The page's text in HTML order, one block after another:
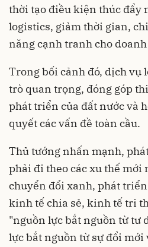
thời tạo điều kiện thúc đẩy
logistics, giảm thời gian,
năng cạnh tranh cho
Trong bối cảnh đó, dịch vụ
trò quan trọng, đóng góp
phát triển của đất nước và
quyết các vấn đề toàn cầu.
Thủ tướng nhấn mạnh,
phải đi theo các xu thế mới
chuyển đổi xanh, phát
kinh tế chia sẻ, kinh tế tri
"nguồn lực bắt nguồn từ tư
lực bắt nguồn từ sự đổi mới